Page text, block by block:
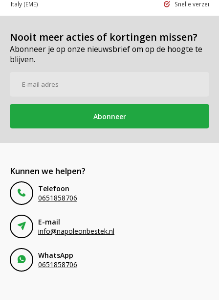
in Italy (EME) Snelle
Nooit meer acties of kortingen missen?
Abonneer je op onze nieuwsbrief om op de hoogte te
blijven.
Abonneer
Kunnen we helpen?
Telefoon
0651858706
E-mail
info@napoleonbestek.nl
WhatsApp
0651858706